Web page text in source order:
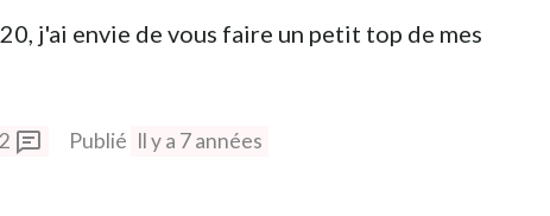
j'ai envie de vous faire un petit top de mes
2 Publié Il y a 7 années